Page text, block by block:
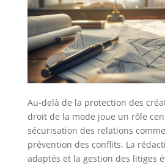
Au-delà de la protection des
droit de la mode joue un rôle
sécurisation des relations
prévention des conflits. La
adaptés et la gestion des litiges